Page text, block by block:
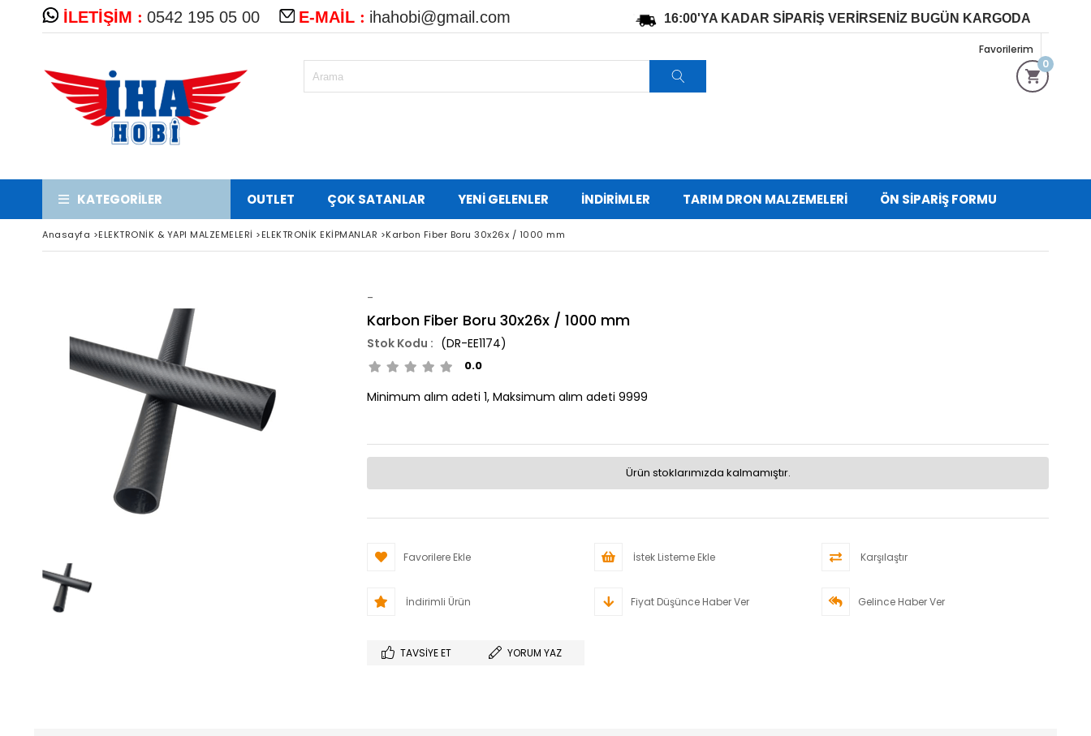
İLETİŞİM : 0542 195 05 00 E-MAİL : ihahobi@gmail.com 16:00'YA KADAR SİPARİŞ VERİRSENİZ BUGÜN KARGODA
0
Favorilerim
KATEGORİLER OUTLET ÇOK SATANLAR YENİ GELENLER İNDİRİMLER TARIM DRON MALZEMELERİ ÖN SIPARIŞ FORMU
Anasayfa >ELEKTRONİK & YAPI MALZEMELERİ >ELEKTRONİK EKİPMANLAR >Karbon Fiber Boru 30x26x / 1000 mm
-
Karbon Fiber Boru 30x26x / 1000 mm
(DR-EE1174)
0.0
Minimum alım adeti 1, Maksimum alım adeti 9999
Ürün stoklarımızda kalmamıştır.
Favorilere Ekle İstek Listeme Ekle Karşılaştır
İndirimli Ürün Fiyat Düşünce Haber Ver Gelince Haber Ver
TAVSIYE ET YORUM YAZ